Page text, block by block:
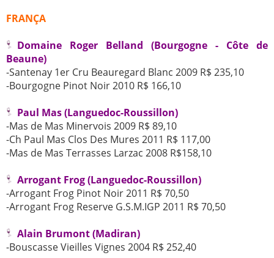
FRANÇA
Domaine Roger Belland (Bourgogne - Côte de
Beaune)
-Santenay 1er Cru Beauregard Blanc 2009 R$ 235,10
-Bourgogne Pinot Noir 2010 R$ 166,10
Paul Mas (Languedoc-Roussillon)
-Mas de Mas Minervois 2009 R$ 89,10
-Ch Paul Mas Clos Des Mures 2011 R$ 117,00
-Mas de Mas Terrasses Larzac 2008 R$158,10
Arrogant Frog (Languedoc-Roussillon)
-Arrogant Frog Pinot Noir 2011 R$ 70,50
-Arrogant Frog Reserve G.S.M.IGP 2011 R$ 70,50
Alain Brumont (Madiran)
-Bouscasse Vieilles Vignes 2004 R$ 252,40